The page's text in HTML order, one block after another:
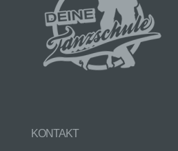
KONTAKT
Gesundheit, persönlicher
Zuverlässigkeit, Verhalten,
Ortswechsel dieser
analysieren oder
Pseudonymisierung ist die
personenbezogener Daten in